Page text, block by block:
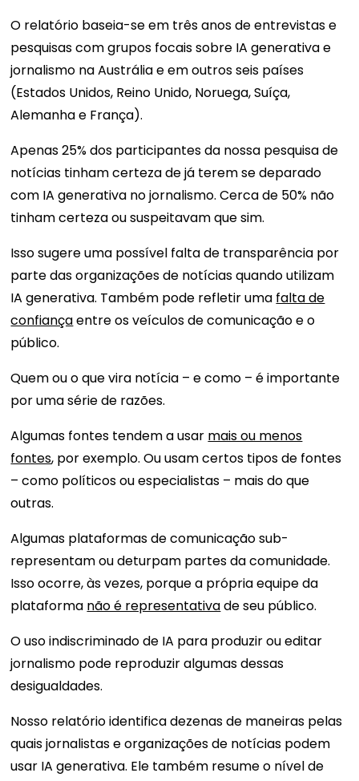
O relatório baseia-se em três anos de entrevistas e
pesquisas com grupos focais sobre IA generativa e
jornalismo na Austrália e em outros seis países
(Estados Unidos, Reino Unido, Noruega, Suíça,
Alemanha e França).
Apenas 25% dos participantes da nossa pesquisa de
notícias tinham certeza de já terem se deparado
com IA generativa no jornalismo. Cerca de 50% não
tinham certeza ou suspeitavam que sim.
Isso sugere uma possível falta de transparência por
parte das organizações de notícias quando utilizam
IA generativa. Também pode refletir uma falta de
confiançaentre os veículos de comunicação e o
público.
Quem ou o que vira notícia – e como – é importante
por uma série de razões.
Algumas fontes tendem a usar mais ou menos
fontes, por exemplo. Ou usam certos tipos de fontes
– como políticos ou especialistas – mais do que
outras.
Algumas plataformas de comunicação sub-
representam ou deturpam partes da comunidade.
Isso ocorre, às vezes, porque a própria equipe da
plataforma não é representativade seu público.
O uso indiscriminado de IA para produzir ou editar
jornalismo pode reproduzir algumas dessas
desigualdades.
Nosso relatório identifica dezenas de maneiras pelas
quais jornalistas e organizações de notícias podem
usar IA generativa. Ele também resume o nível de